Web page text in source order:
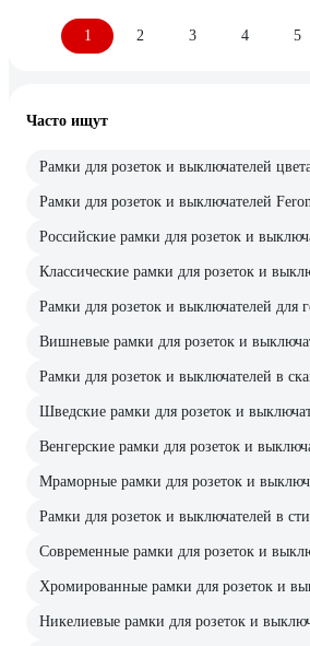
1 2 3 4 5
Часто ищут
Рамки для розеток и выключателей
Рамки для розеток и выключателей Feron
Российские рамки для розеток и
Классические рамки для розеток и
Рамки для розеток и выключателей для
Вишневые рамки для розеток и
Рамки для розеток и выключателей в
Шведские рамки для розеток и
Венгерские рамки для розеток и
Мраморные рамки для розеток и
Рамки для розеток и выключателей в
Современные рамки для розеток и
Хромированные рамки для розеток и
Никелиевые рамки для розеток и